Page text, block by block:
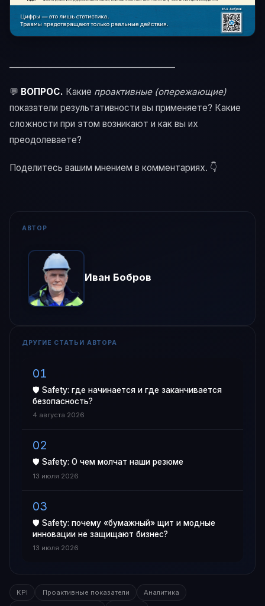
💬 ВОПРОС. Какие проактивные (опережающие)
показатели результативности вы применяете? Какие
сложности при этом возникают и как вы их
преодолеваете?
Поделитесь вашим мнением в комментариях. 👇
АВТОР
Иван Бобров
ДРУГИЕ СТАТЬИ АВТОРА
🛡️ Safety: где начинается и где заканчивается
безопасность?
4 августа 2026
🛡️ Safety: О чем молчат наши резюме
13 июля 2026
🛡️ Safety: почему «бумажный» щит и модные
инновации не защищают бизнес?
13 июля 2026
KPI Проактивные показатели
Аналитика